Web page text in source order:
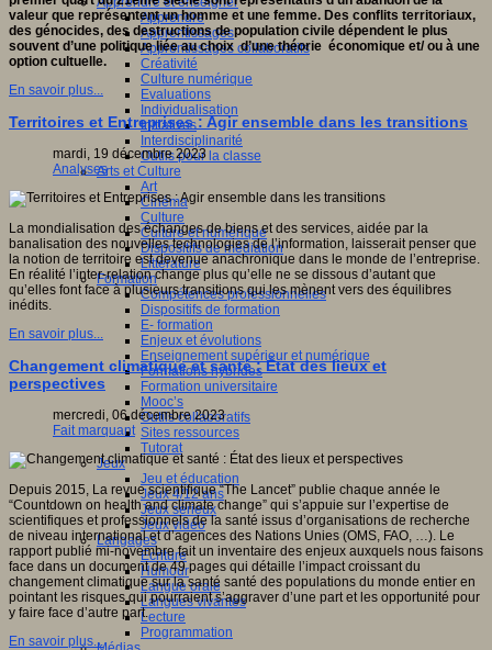
Apprendre
Apprentissages
Apprentissages collaboratifs
Créativité
Culture numérique
Evaluations
Individualisation
Initiatives
Interdisciplinarité
Outils pour la classe
Arts et Culture
Art
Cinéma
Culture
Culture et numérique
Dispositifs de médiation
Littérature
Formation
Compétences professionnelles
Dispositifs de formation
E- formation
Enjeux et évolutions
Enseignement supérieur et numérique
Formations hybrides
Formation universitaire
Mooc’s
Outils collaboratifs
Sites ressources
Tutorat
Jeux
Jeu et éducation
Jeux 4/12 ans
Jeux sérieux
Jeux vidéo
Langages
Ecriture
Humour
Langue orale
Langues vivantes
Lecture
Programmation
valeur que représentent un homme et une femme. Des conflits territoriaux,
des génocides, des destructions de population civile dépendent le plus
souvent d’une politique liée au choix d’une théorie économique et/ ou à une
option cultuelle.
En savoir plus...
Territoires et Entreprises : Agir ensemble dans les transitions
mardi, 19 décembre 2023
Analyses
La mondialisation des échanges de biens et des services, aidée par la
banalisation des nouvelles technologies de l’information, laisserait penser que
la notion de territoire est devenue anachronique dans le monde de l’entreprise.
En réalité l’inter-relation change plus qu’elle ne se dissous d’autant que
qu’elles font face à plusieurs transitions qui les mènent vers des équilibres
inédits.
En savoir plus...
Changement climatique et santé : État des lieux et
perspectives
mercredi, 06 décembre 2023
Fait marquant
Depuis 2015, La revue scientifique “The Lancet” publie chaque année le
“Countdown on health and climate change” qui s’appuie sur l’expertise de
scientifiques et professionnels de la santé issus d’organisations de recherche
de niveau international et d’agences des Nations Unies (OMS, FAO, …). Le
rapport publié mi-novembre fait un inventaire des enjeux auxquels nous faisons
face dans un document de 49 pages qui détaille l’impact croissant du
changement climatique sur la santé santé des populations du monde entier en
pointant les risques qui pourraient s’aggraver d’une part et les opportunité pour
y faire face d’autre part.
En savoir plus...